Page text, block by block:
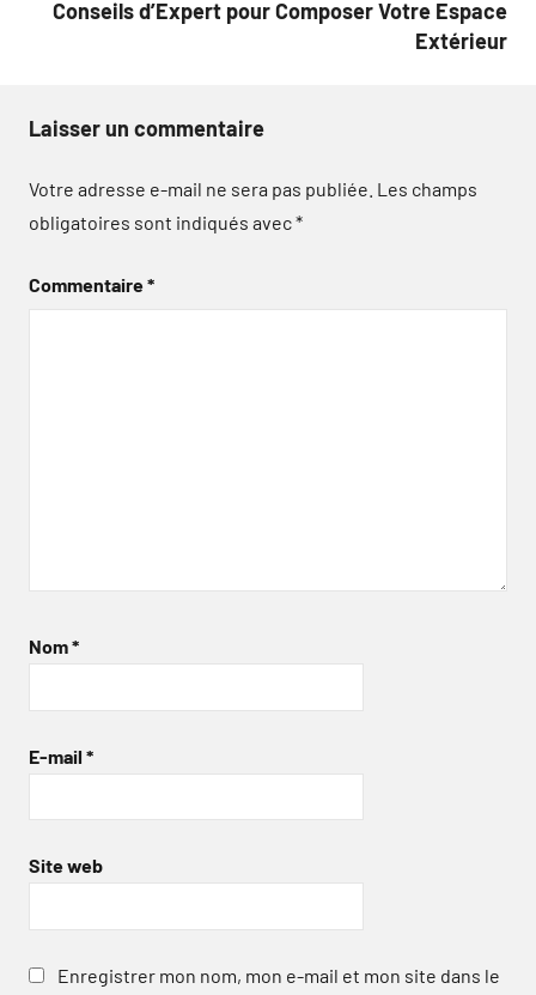
Conseils d’Expert pour Composer Votre Espace
Extérieur
Laisser un commentaire
Votre adresse e-mail ne sera pas publiée. Les champs
obligatoires sont indiqués avec*
Commentaire*
Nom*
E-mail *
Site web
Enregistrer mon nom, mon e-mail et mon site dans le